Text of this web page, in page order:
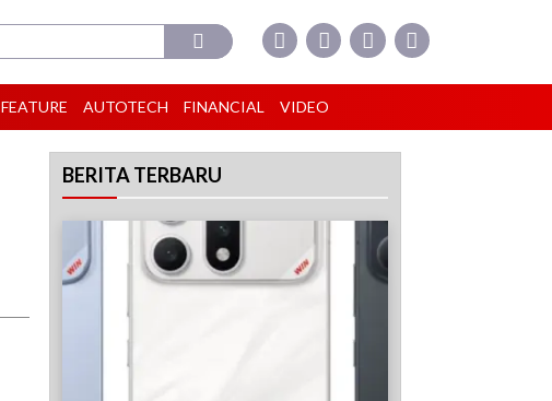
FEATURE AUTOTECH FINANCIAL VIDEO
BERITA TERBARU